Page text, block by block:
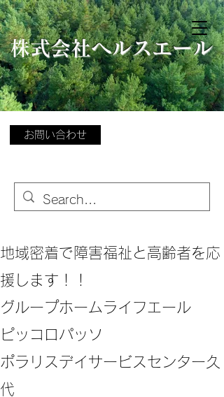
​株式会社ヘルスエール
お問い合わせ
地域密着で障害福祉と高齢者を応
援します！！
グループホームライフエール
ピッコロパッソ
ポラリスデイサービスセンター久
代